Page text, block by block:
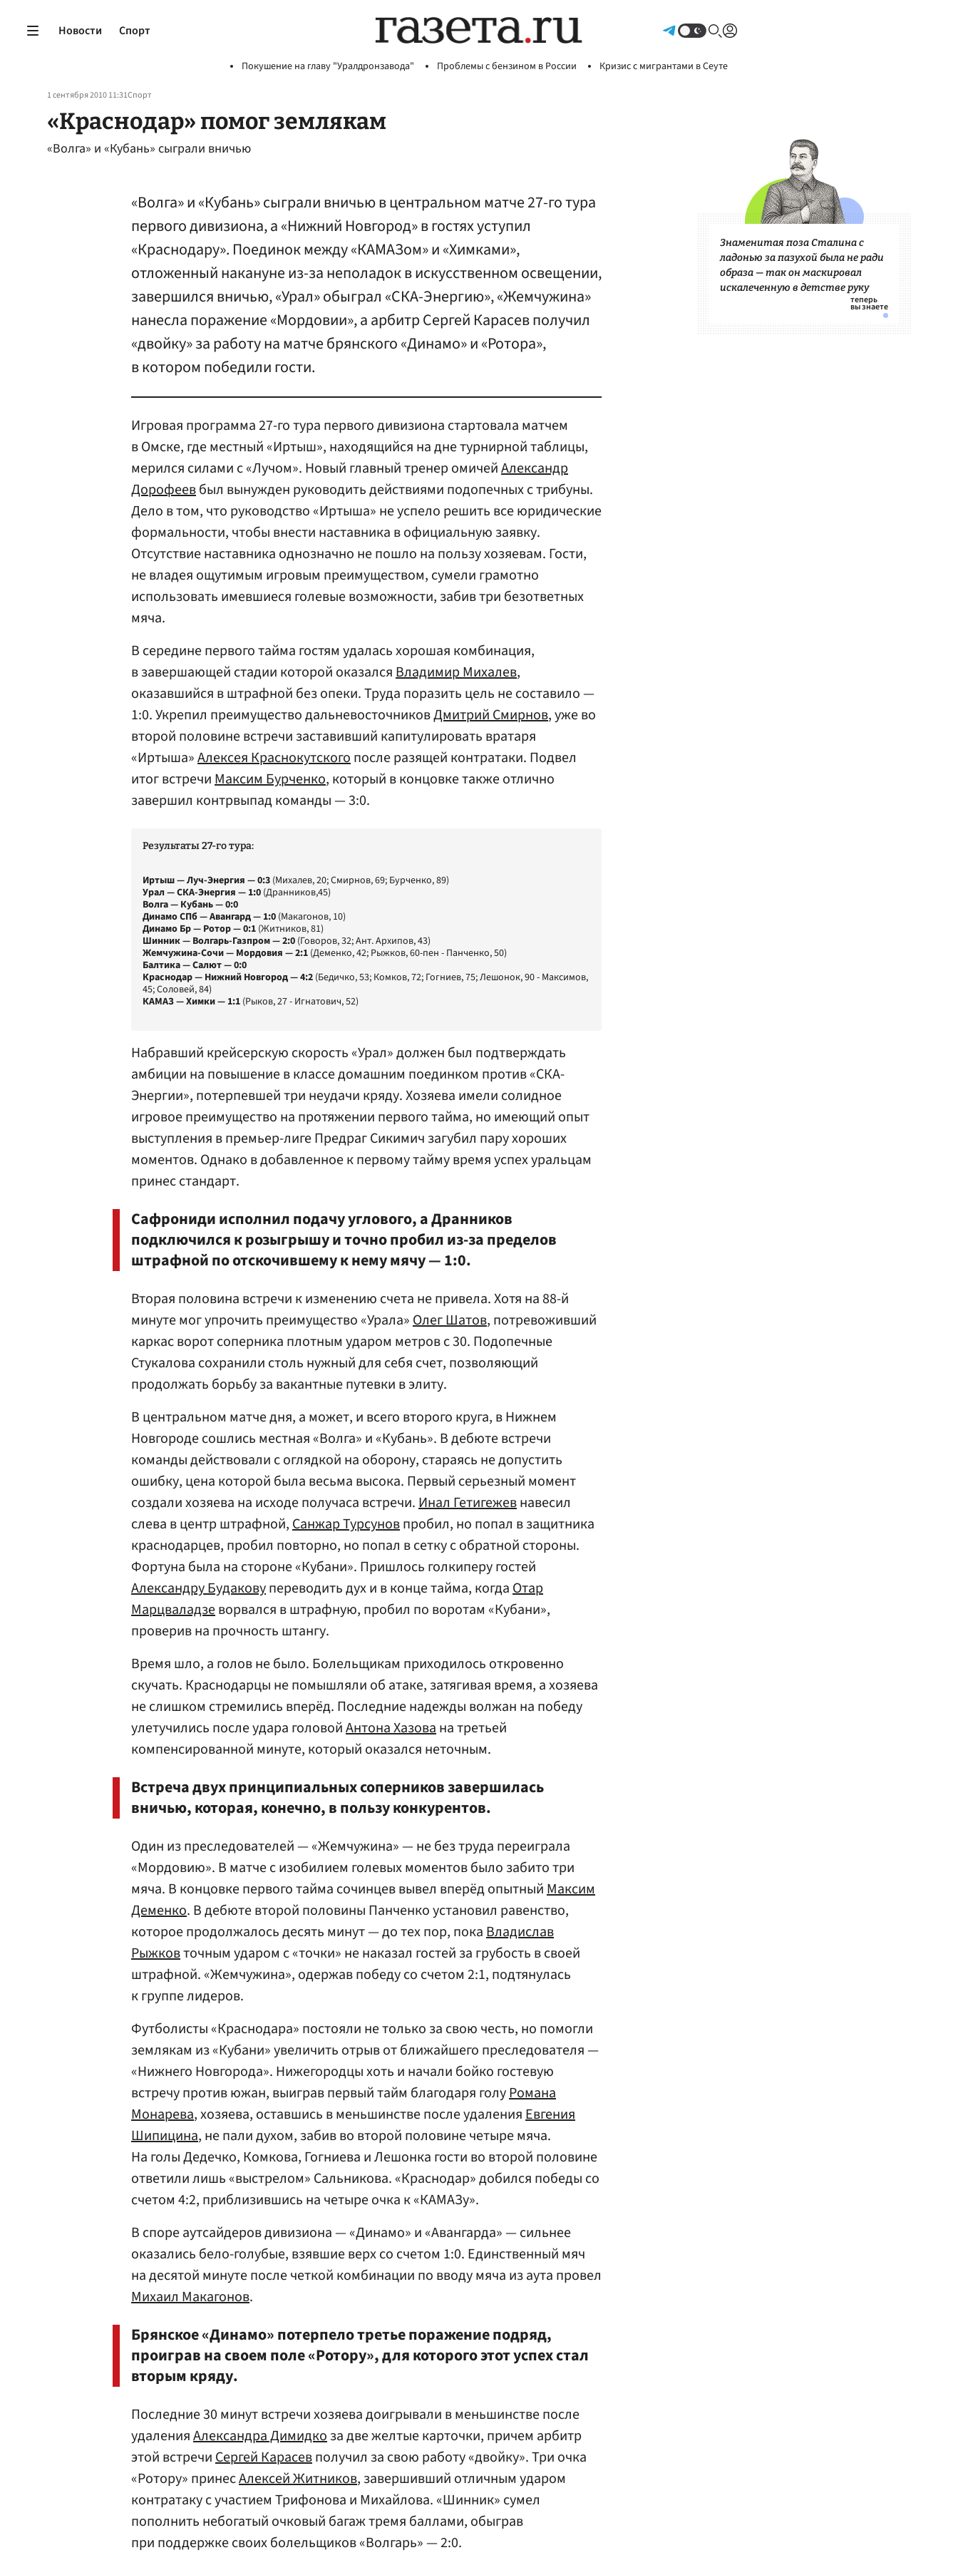
Новости Спорт
Покушение на главу "Уралдронзавода" Проблемы с бензином в России Кризис с мигрантами в Сеуте
1 сентября 2010 11:31Спорт
«Краснодар» помог землякам
«Волга» и «Кубань» сыграли вничью
«Волга» и «Кубань» сыграли вничью в центральном матче 27-го тура
первого дивизиона, а «Нижний Новгород» в гостях уступил
«Краснодару». Поединок между «КАМАЗом» и «Химками»,
отложенный накануне из-за неполадок в искусственном освещении,
завершился вничью, «Урал» обыграл «СКА-Энергию», «Жемчужина»
нанесла поражение «Мордовии», а арбитр Сергей Карасев получил
«двойку» за работу на матче брянского «Динамо» и «Ротора»,
в котором победили гости.
Игровая программа 27-го тура первого дивизиона стартовала матчем
в Омске, где местный «Иртыш», находящийся на дне турнирной таблицы,
мерился силами с «Лучом». Новый главный тренер омичейАлександр
Дорофеевбыл вынужден руководить действиями подопечных с трибуны.
Дело в том, что руководство «Иртыша» не успело решить все юридические
формальности, чтобы внести наставника в официальную заявку.
Отсутствие наставника однозначно не пошло на пользу хозяевам. Гости,
не владея ощутимым игровым преимуществом, сумели грамотно
использовать имевшиеся голевые возможности, забив три безответных
мяча.
В середине первого тайма гостям удалась хорошая комбинация,
в завершающей стадии которой оказалсяВладимир Михалев,
оказавшийся в штрафной без опеки. Труда поразить цель не составило —
1:0. Укрепил преимущество дальневосточниковДмитрий Смирнов, уже во
второй половине встречи заставивший капитулировать вратаря
«Иртыша»Алексея Краснокутскогопосле разящей контратаки. Подвел
итог встречиМаксим Бурченко, который в концовке также отлично
завершил контрвыпад команды — 3:0.
Результаты 27-го тура:
Иртыш — Луч-Энергия — 0:3 (Михалев, 20; Смирнов, 69; Бурченко, 89)
Урал — СКА-Энергия — 1:0 (Дранников,45)
Волга — Кубань — 0:0
Динамо СПб — Авангард — 1:0 (Макагонов, 10)
Динамо Бр — Ротор — 0:1 (Житников, 81)
Шинник — Волгарь-Газпром — 2:0 (Говоров, 32; Ант. Архипов, 43)
Жемчужина-Сочи — Мордовия — 2:1 (Деменко, 42; Рыжков, 60-пен - Панченко, 50)
Балтика — Салют — 0:0
Краснодар — Нижний Новгород — 4:2 (Бедичко, 53; Комков, 72; Гогниев, 75; Лешонок, 90 - Максимов,
45; Соловей, 84)
КАМАЗ — Химки — 1:1 (Рыков, 27 - Игнатович, 52)
Набравший крейсерскую скорость «Урал» должен был подтверждать
амбиции на повышение в классе домашним поединком против «СКА-
Энергии», потерпевшей три неудачи кряду. Хозяева имели солидное
игровое преимущество на протяжении первого тайма, но имеющий опыт
выступления в премьер-лигеПредраг Сикимич загубил пару хороших
моментов. Однако в добавленное к первому тайму время успех уральцам
принес стандарт.
Сафрониди исполнил подачу углового, а Дранников
подключился к розыгрышу и точно пробил из-за пределов
штрафной по отскочившему к нему мячу — 1:0.
Вторая половина встречи к изменению счета не привела. Хотя на 88-й
минуте мог упрочить преимущество «Урала»Олег Шатов, потревоживший
каркас ворот соперника плотным ударом метров с 30. Подопечные
Стукалова сохранили столь нужный для себя счет, позволяющий
продолжать борьбу за вакантные путевки в элиту.
В центральном матче дня, а может, и всего второго круга, в Нижнем
Новгороде сошлись местная «Волга» и «Кубань». В дебюте встречи
команды действовали с оглядкой на оборону, стараясь не допустить
ошибку, цена которой была весьма высока. Первый серьезный момент
создали хозяева на исходе получаса встречи.Инал Гетигежевнавесил
слева в центр штрафной,Санжар Турсуновпробил, но попал в защитника
краснодарцев, пробил повторно, но попал в сетку с обратной стороны.
Фортуна была на стороне «Кубани». Пришлось голкиперу гостей
Александру Будаковупереводить дух и в конце тайма, когдаОтар
Марцваладзеворвался в штрафную, пробил по воротам «Кубани»,
проверив на прочность штангу.
Время шло, а голов не было. Болельщикам приходилось откровенно
скучать. Краснодарцы не помышляли об атаке, затягивая время, а хозяева
не слишком стремились вперёд. Последние надежды волжан на победу
улетучились после удара головойАнтона Хазована третьей
компенсированной минуте, который оказался неточным.
Встреча двух принципиальных соперников завершилась
вничью, которая, конечно, в пользу конкурентов.
Один из преследователей — «Жемчужина» — не без труда переиграла
«Мордовию». В матче с изобилием голевых моментов было забито три
мяча. В концовке первого тайма сочинцев вывел вперёд опытныйМаксим
Деменко. В дебюте второй половины Панченко установил равенство,
которое продолжалось десять минут — до тех пор, покаВладислав
Рыжковточным ударом с «точки» не наказал гостей за грубость в своей
штрафной. «Жемчужина», одержав победу со счетом 2:1, подтянулась
к группе лидеров.
Футболисты «Краснодара» постояли не только за свою честь, но помогли
землякам из «Кубани» увеличить отрыв от ближайшего преследователя —
«Нижнего Новгорода». Нижегородцы хоть и начали бойко гостевую
встречу против южан, выиграв первый тайм благодаря голуРомана
Монарева, хозяева, оставшись в меньшинстве после удаленияЕвгения
Шипицина, не пали духом, забив во второй половине четыре мяча.
На голы Дедечко, Комкова, Гогниева и Лешонка гости во второй половине
ответили лишь «выстрелом» Сальникова. «Краснодар» добился победы со
счетом 4:2, приблизившись на четыре очка к «КАМАЗу».
В споре аутсайдеров дивизиона — «Динамо» и «Авангарда» — сильнее
оказались бело-голубые, взявшие верх со счетом 1:0. Единственный мяч
на десятой минуте после четкой комбинации по вводу мяча из аута провел
Михаил Макагонов.
Брянское «Динамо» потерпело третье поражение подряд,
проиграв на своем поле «Ротору», для которого этот успех стал
вторым кряду.
Последние 30 минут встречи хозяева доигрывали в меньшинстве после
удаленияАлександра Димидкоза две желтые карточки, причем арбитр
этой встречиСергей Карасевполучил за свою работу «двойку». Три очка
«Ротору» принесАлексей Житников, завершивший отличным ударом
контратаку с участием Трифонова и Михайлова. «Шинник» сумел
пополнить небогатый очковый багаж тремя баллами, обыграв
при поддержке своих болельщиков «Волгарь» — 2:0.
Знаменитая поза Сталина с
ладонью за пазухой была не ради
образа — так он маскировал
искалеченную в детстве руку